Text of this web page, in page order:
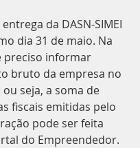
da DASN-SIMEI
dia 31 de maio. Na
preciso informar
bruto da empresa no
seja, a soma de
fiscais emitidas pelo
pode ser feita
do Empreendedor.